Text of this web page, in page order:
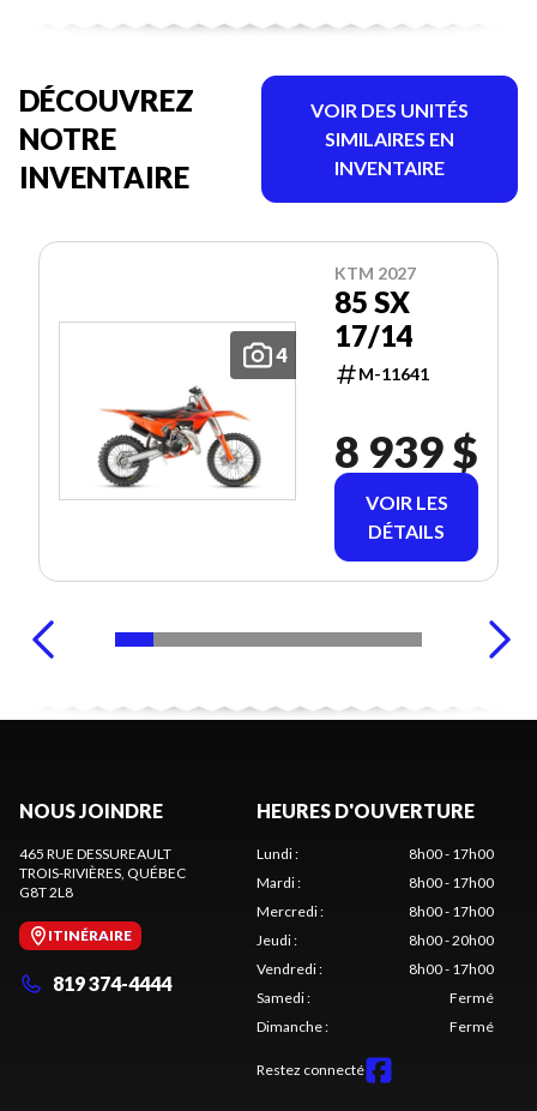
DÉCOUVREZ
NOTRE
INVENTAIRE
VOIR DES UNITÉS
SIMILAIRES EN
INVENTAIRE
4
KTM 2027
85 SX
17/14
M-11641
8 939 $
VOIR LES
DÉTAILS
NOUS JOINDRE
465 RUE DESSUREAULT
TROIS-RIVIÈRES , QUÉBEC
G8T 2L8
ITINÉRAIRE
819 374-4444
HEURES D'OUVERTURE
Lundi:
8h00 - 17h00
Mardi:
8h00 - 17h00
Mercredi:
8h00 - 17h00
Jeudi:
8h00 - 20h00
Vendredi:
8h00 - 17h00
Samedi:
Fermé
Dimanche: Fermé
Restez connecté